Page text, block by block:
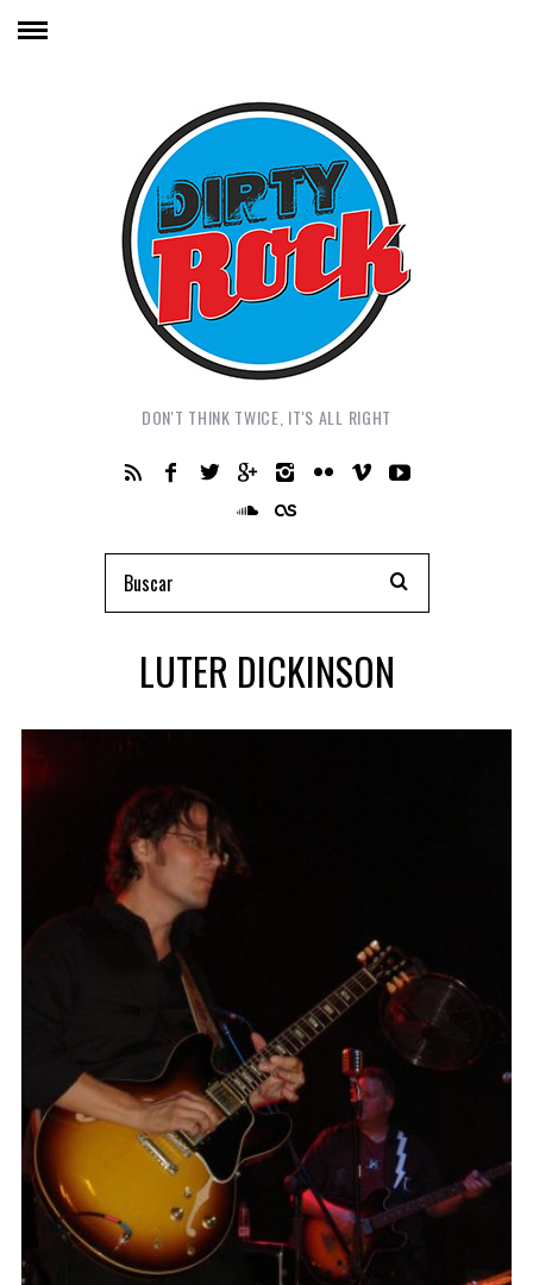
DON'T THINK TWICE, IT'S ALL RIGHT
LUTER DICKINSON